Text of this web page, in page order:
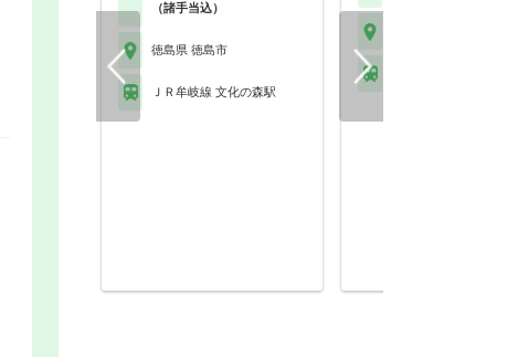
（諸手当込）
徳島県 徳島市
ＪＲ牟岐線 文化の森駅